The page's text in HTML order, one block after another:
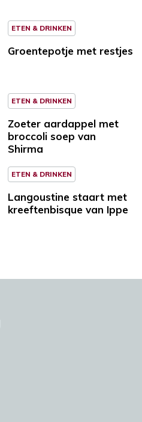
ETEN & DRINKEN
Groentepotje met restjes
ETEN & DRINKEN
Zoeter aardappel met
broccoli soep van
Shirma
ETEN & DRINKEN
Langoustine staart met
kreeftenbisque van Ippe